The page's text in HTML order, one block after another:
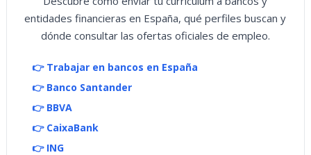
entidades financieras en España, qué perfiles buscan y
dónde consultar las ofertas oficiales de empleo.
👉 Trabajar en bancos en España
👉 Banco Santander
👉 BBVA
👉 CaixaBank
👉 ING